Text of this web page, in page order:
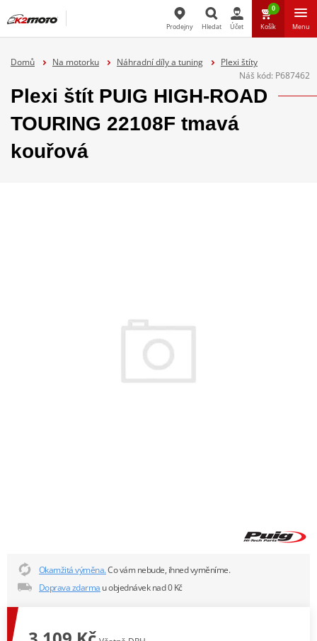
Prodejny Hledat Účet
0
Košík Menu
Domů Na motorku Náhradní díly a tuning
Plexi štíty
Náš kód: P687462
Plexi štít PUIG HIGH-ROAD
TOURING 22108F tmavá
kouřová
Okamžitá výměna.Co vám nebude, ihned vyměníme.
Doprava zdarma u objednávek nad 0 Kč